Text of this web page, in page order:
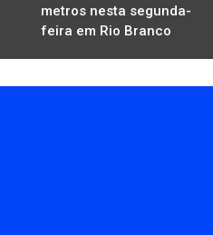
metros nesta segunda-
feira em Rio Branco